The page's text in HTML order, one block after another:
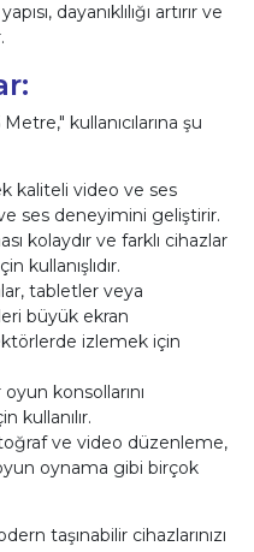
dayanıklılığı artırır ve
Metre," kullanıcılarına şu
kaliteli video ve ses
ses deneyimini geliştirir.
kolaydır ve farklı cihazlar
kullanışlıdır.
tabletler veya
büyük ekran
izlemek için
konsollarını
kullanılır.
ve video düzenleme,
oynama gibi birçok
taşınabilir cihazlarınızı